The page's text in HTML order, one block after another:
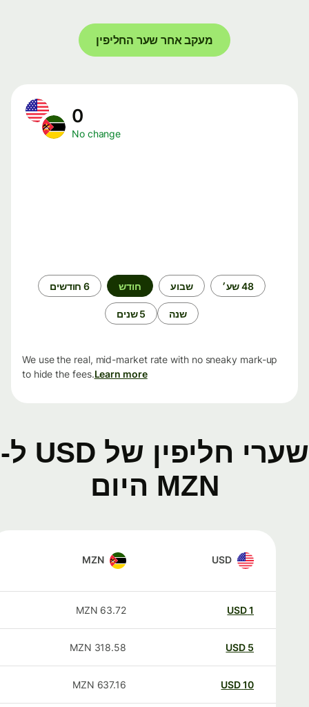
מעקב אחר שער החליפין
No change
48 שע׳ שבוע חודש 6 חודשים
שנה 5 שנים
We use the real, mid-market rate with no sneaky mark-up
to hide the fees.Learn more
שערי חליפין של USD ל-
MZN היום
USD
MZN
USD
63.72
MZN
USD
318.58
MZN
USD
637.16
MZN